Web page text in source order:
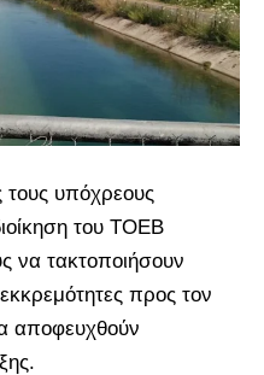
υπόχρεους
του ΤΟΕΒ
να τακτοποιήσουν
προς τον
αποφευχθούν